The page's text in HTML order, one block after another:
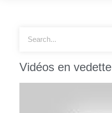
Vidéos en vedette